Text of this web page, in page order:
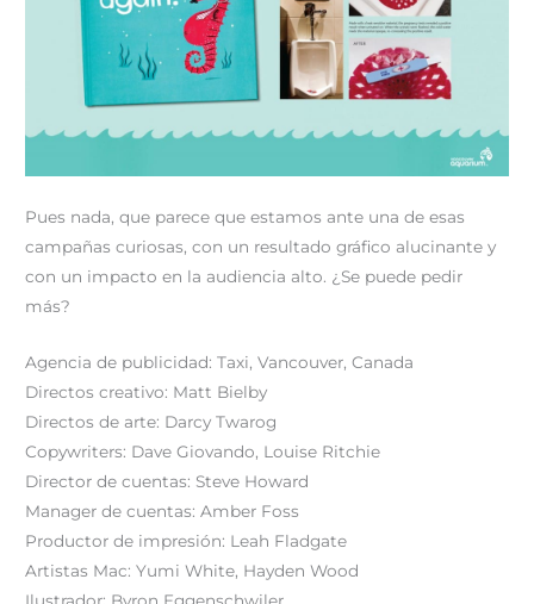
Pues nada, que parece que estamos ante una de esas
campañas curiosas, con un resultado gráfico alucinante y
con un impacto en la audiencia alto. ¿Se puede pedir
más?
Agencia de publicidad: Taxi, Vancouver, Canada
Directos creativo: Matt Bielby
Directos de arte: Darcy Twarog
Copywriters: Dave Giovando, Louise Ritchie
Director de cuentas: Steve Howard
Manager de cuentas: Amber Foss
Productor de impresión: Leah Fladgate
Artistas Mac: Yumi White, Hayden Wood